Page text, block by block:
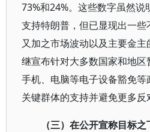
73%和24%。这些数字虽然说
支持特朗普，但已显现出一些
又加之市场波动以及主要金
继宣布针对大多数国家和地
手机、电脑等电子设备豁免
关键群体的支持并避免更多反
（三）在公开宣称目标之